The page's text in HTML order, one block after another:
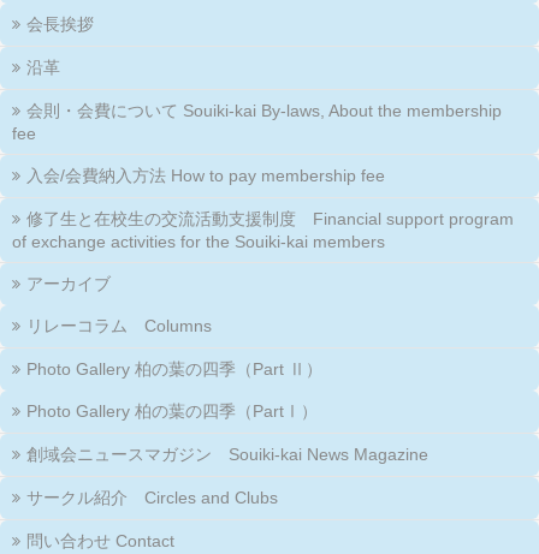
会長挨拶
沿革
会則・会費について Souiki-kai By-laws, About the membership
fee
入会/会費納入方法 How to pay membership fee
修了生と在校生の交流活動支援制度 Financial support program
of exchange activities for the Souiki-kai members
アーカイブ
リレーコラム Columns
Photo Gallery 柏の葉の四季（Part Ⅱ）
Photo Gallery 柏の葉の四季（PartⅠ）
創域会ニュースマガジン Souiki-kai News Magazine
サークル紹介 Circles and Clubs
問い合わせ Contact